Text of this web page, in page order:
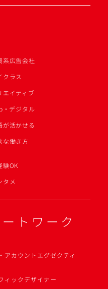
系広告会社
クラス
エイティブ
・デジタル
が活かせる
な働き方
験OK
タメ
トワーク
カウントエグゼクティ
ィックデザイナー